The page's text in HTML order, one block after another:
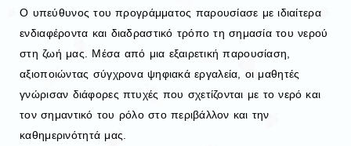
Ο υπεύθυνος του προγράμματος παρουσίασε με ιδιαίτερα
ενδιαφέροντα και διαδραστικό τρόπο τη σημασία του νερού
στη ζωή μας. Μέσα από μια εξαιρετική παρουσίαση,
αξιοποιώντας σύγχρονα ψηφιακά εργαλεία, οι μαθητές
γνώρισαν διάφορες πτυχές που σχετίζονται με το νερό και
τον σημαντικό του ρόλο στο περιβάλλον και την
καθημερινότητά μας.